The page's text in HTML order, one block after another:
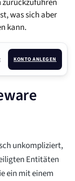
was sich aber
kann.
KONTO ANLEGEN
unkompliziert,
Entitäten
ein mit einem